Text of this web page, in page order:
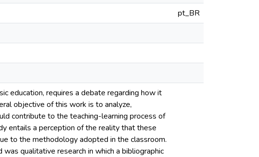
pt_BR
education, requires a debate regarding how it
objective of this work is to analyze,
contribute to the teaching-learning process of
entails a perception of the reality that these
to the methodology adopted in the classroom.
qualitative research in which a bibliographic